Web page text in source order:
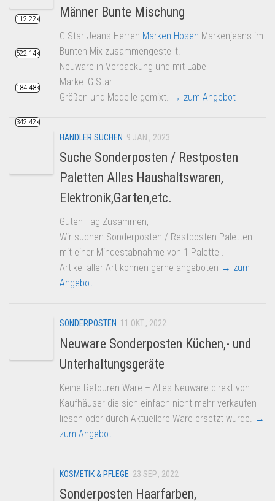
Männer Bunte Mischung
G-Star Jeans Herren Marken Hosen Markenjeans im
Bunten Mix zusammengestellt.
Neuware in Verpackung und mit Label
Marke: G-Star
Größen und Modelle gemixt. → zum Angebot
HÄNDLER SUCHEN 9 JAN., 2023
Suche Sonderposten / Restposten
Paletten Alles Haushaltswaren,
Elektronik,Garten,etc.
Guten Tag Zusammen,
Wir suchen Sonderposten / Restposten Paletten
mit einer Mindestabnahme von 1 Palette .
Artikel aller Art können gerne angeboten → zum
Angebot
SONDERPOSTEN 11 OKT., 2022
Neuware Sonderposten Küchen,- und
Unterhaltungsgeräte
Keine Retouren Ware – Alles Neuware direkt von
Kaufhäuser die sich einfach nicht mehr verkaufen
liesen oder durch Aktuellere Ware ersetzt wurde.
→
zum Angebot
KOSMETIK & PFLEGE 23 SEP., 2022
Sonderposten Haarfarben,
112.22k
522.14k
184.48k
342.42k